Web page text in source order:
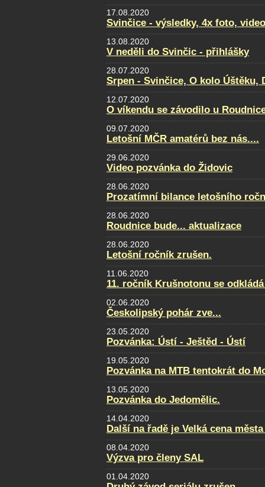
17.08.2020
Svinčice - výsledky, 4x foto,
13.08.2020
V neděli do Svinčic - přihlášky
28.07.2020
Srpen - Svinčice, O kolo Úštěku,
12.07.2020
O víkendu se závodilo u
09.07.2020
Letošní MČR amatérů bez nás....
29.06.2020
Video pozvánka do Židovic
28.06.2020
Prozatímní bilance letošního
28.06.2020
Roudnice bude... aktualizace
28.06.2020
Letošní ročník zrušen.
11.06.2020
11. ročník Krušnotonu se
02.06.2020
Českolipský pohár zve...
23.05.2020
Pozvánka: Ústí - Ještěd - Ústí
19.05.2020
Pozvánka na MTB tentokrát do
13.05.2020
Pozvánka do Jedomělic.
14.04.2020
Další na řadě je Velká cena
08.04.2020
Výzva pro členy SAL
01.04.2020